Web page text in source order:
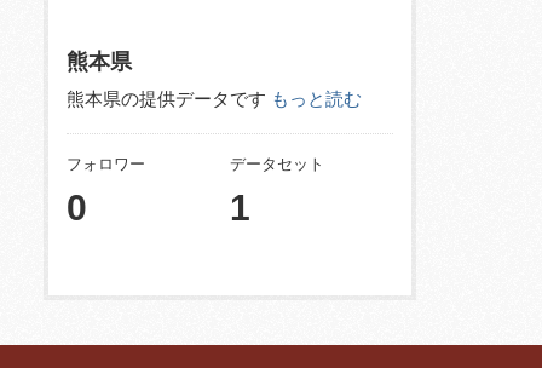
熊本県
熊本県の提供データです もっと読む
フォロワー
0
データセット
1